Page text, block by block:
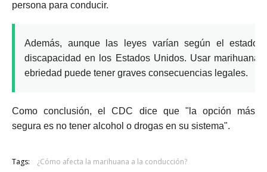
persona para conducir.
Además, aunque las leyes varían según el
discapacidad en los Estados Unidos. Usar marihuana
ebriedad puede tener graves consecuencias legales.
Como conclusión, el CDC dice que "la opción más
segura es no tener alcohol o drogas en su sistema".
Tags: ¿Cómo afecta la marihuana a la conducción?